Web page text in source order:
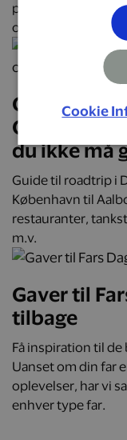
penge tilbage på
og faste
Oplev
Oplevelser,
du ikke må
Guide til roadtrip i
København til
restauranter,
m.v.
Gaver til
tilbage
Få inspiration til de
Uanset om din far
oplevelser, har vi
enhver type far.
Cookie